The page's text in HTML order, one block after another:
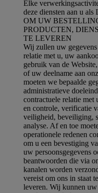
Elke
deze diensten aan u als
OM UW
PRODUCTEN,
TE LEVEREN
Wij zullen uw
relatie met u, uw
gebruik van de
of uw deelname aan
moeten we bepaalde
administratieve
contractuele relatie met
en controle, verificatie
veiligheid, beveiliging,
analyse. Af en toe
operationele redenen
om u een bevestiging
uw persoonsgegevens
beantwoorden die via
kanalen worden
vereist om ons in staat
leveren. Wij kunnen